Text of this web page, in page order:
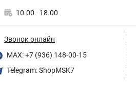
10.00 - 18.00
Звонок онлайн
MAX: +7 (936) 148-00-15
Telegram: ShopMSK7